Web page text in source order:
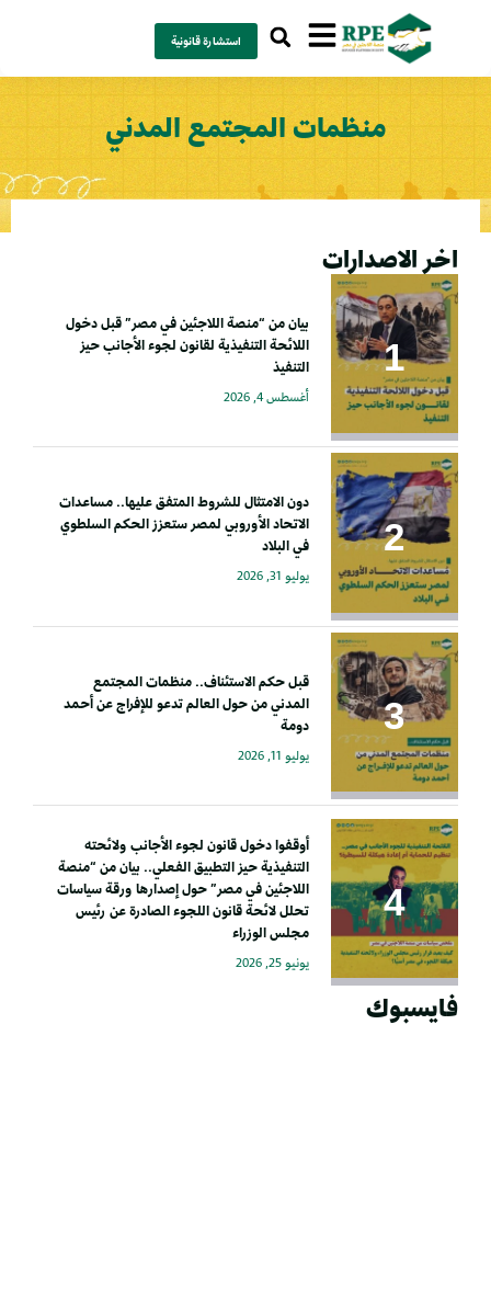
استشارة قانونية
منظمات المجتمع المدني
اخر الاصدارات
بيان من “منصة اللاجئين في مصر” قبل دخول
اللائحة التنفيذية لقانون لجوء الأجانب حيز
التنفيذ
أغسطس 4, 2026
دون الامتثال للشروط المتفق عليها.. مساعدات
الاتحاد الأوروبي لمصر ستعزز الحكم السلطوي
في البلاد
يوليو 31, 2026
قبل حكم الاستئناف.. منظمات المجتمع
المدني من حول العالم تدعو للإفراج عن أحمد
دومة
يوليو 11, 2026
أوقفوا دخول قانون لجوء الأجانب ولائحته
التنفيذية حيز التطبيق الفعلي.. بيان من “منصة
اللاجئين في مصر” حول إصدارها ورقة سياسات
تحلل لائحة قانون اللجوء الصادرة عن رئيس
مجلس الوزراء
يونيو 25, 2026
فايسبوك